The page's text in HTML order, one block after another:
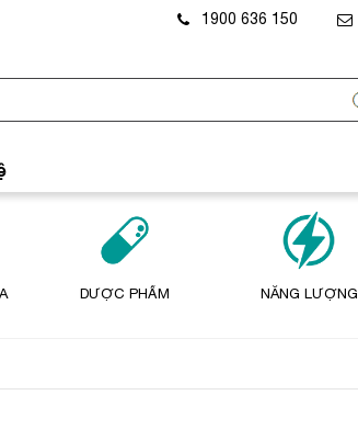
1900 636 150
DƯỢC PHẨM NĂNG LƯỢNG